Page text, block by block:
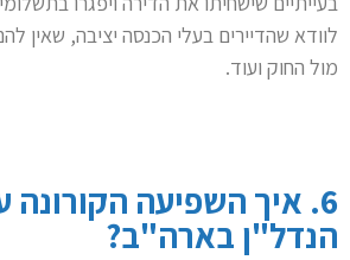
לוודא שהדיירים בעלי הכנסה יציבה, שאין
מול החוק ועוד.
6. איך השפיעה
הנדל"ן בארה"ב?